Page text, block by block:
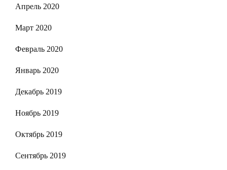
Апрель 2020
Март 2020
Февраль 2020
Январь 2020
Декабрь 2019
Ноябрь 2019
Октябрь 2019
Сентябрь 2019